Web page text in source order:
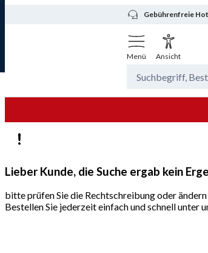
Gebührenfreie
Menü Ansicht
Lieber Kunde, die Suche ergab kein
bitte prüfen Sie die Rechtschreibung oder
Bestellen Sie jederzeit einfach und schnell unter